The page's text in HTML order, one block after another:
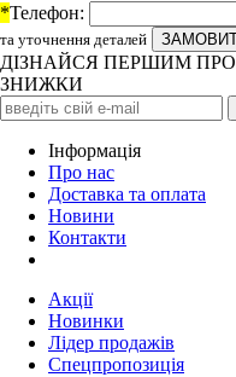
*Телефон:
та уточнення деталей
ДІЗНАЙСЯ ПЕРШИМ
ЗНИЖКИ
Iнформація
Про нас
Доставка та оплата
Новини
Контакти
Акції
Новинки
Лідер продажів
Спецпропозиція